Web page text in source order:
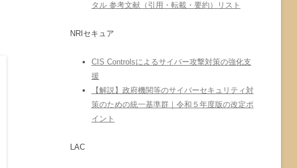
タル 参考文献（引用・転載・要約）リスト
NRIセキュア
CIS Controlsによるサイバー攻撃対策の強化支
援
【解説】政府機関等のサイバーセキュリティ対
策のための統一基準群｜令和５年度版の改定ポ
イント
LAC